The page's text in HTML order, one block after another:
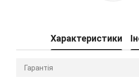
Характеристики
Гарантія